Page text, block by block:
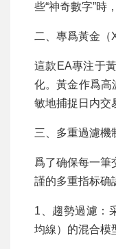
些“神奇數字”時
二、專爲黃金
這款EA專注于
化。黃金作爲高
敏地捕捉日内交
三、多重過濾機
爲了确保每一筆
謹的多重指标确
1、趨勢過濾：
均線）的混合模